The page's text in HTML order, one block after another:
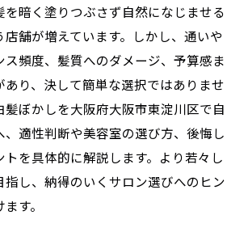
を暗く塗りつぶさず自然になじませる
店舗が増えています。しかし、通いや
ス頻度、髪質へのダメージ、予算感ま
あり、決して簡単な選択ではありませ
髪ぼかしを大阪府大阪市東淀川区で自
、適性判断や美容室の選び方、後悔し
トを具体的に解説します。より若々し
指し、納得のいくサロン選びへのヒン
す。